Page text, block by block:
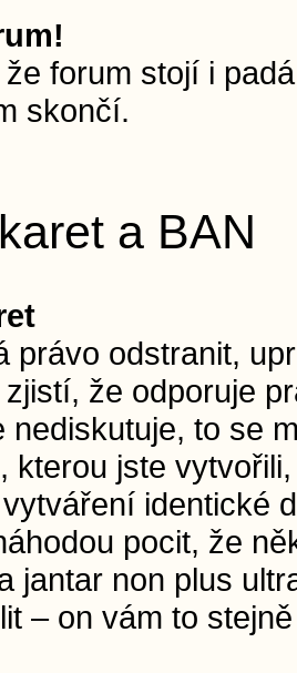
forum stojí i
skončí.
a BAN
právo odstranit,
že odporuje
nediskutuje, to se
kterou jste
identické
pocit, že
jantar non plus
– on vám to